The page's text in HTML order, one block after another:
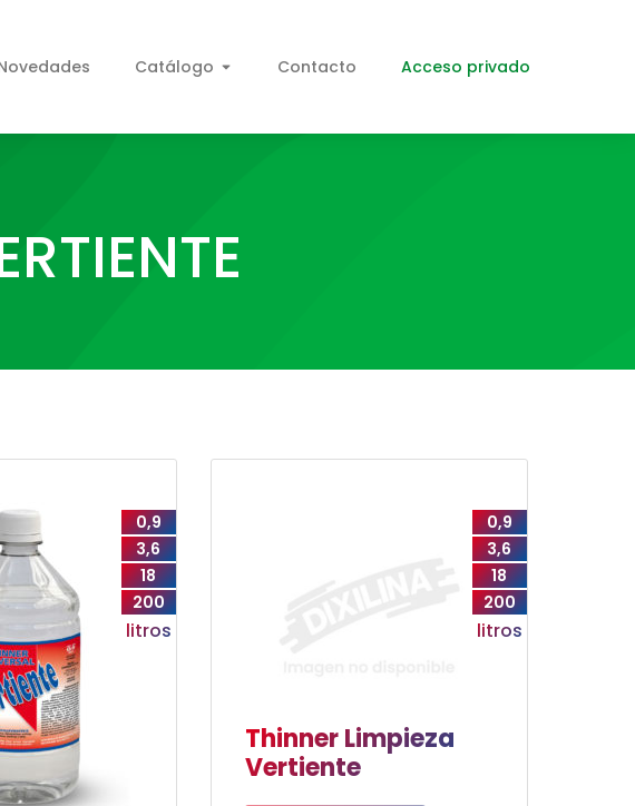
Catálogo Contacto Acceso privado
0,9
3,6
18
200
litros
0,9
3,6
18
200
litros
Thinner Limpieza
Vertiente